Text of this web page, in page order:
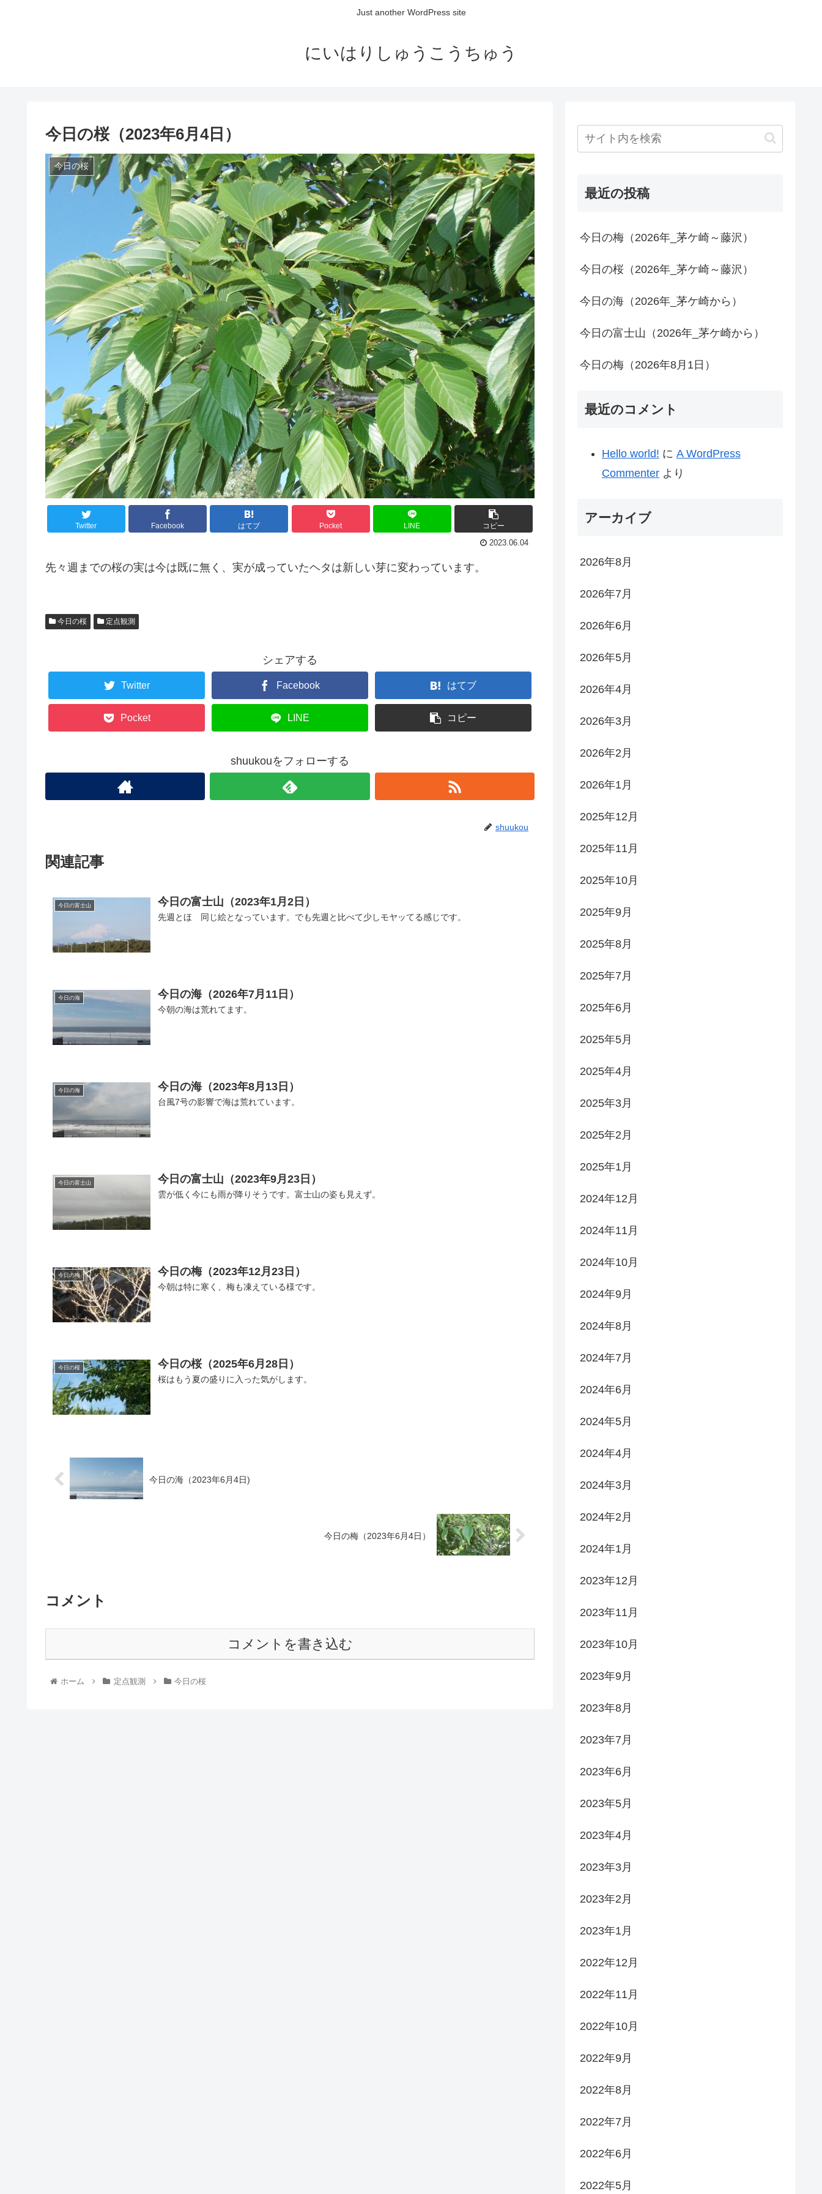
Just another WordPress site
にいはりしゅうこうちゅう
今日の桜（2023年6月4日）
今日の桜
Twitter Facebook はてブ Pocket LINE コピー
2023.06.04
先々週までの桜の実は今は既に無く、実が成っていたヘタは新しい芽に変わっています。
今日の桜 定点観測
シェアする
Twitter Facebook はてブ
Pocket LINE コピー
shuukouをフォローする
shuukou
関連記事
今日の富士山 今日の富士山（2023年1月2日）
先週とほゞ同じ絵となっています。でも先週と比べて少しモヤッてる感じです。
今日の海 今日の海（2026年7月11日）
今朝の海は荒れてます。
今日の海 今日の海（2023年8月13日）
台風7号の影響で海は荒れています。
今日の富士山 今日の富士山（2023年9月23日）
雲が低く今にも雨が降りそうです。富士山の姿も見えず。
今日の梅 今日の梅（2023年12月23日）
今朝は特に寒く、梅も凍えている様です。
今日の桜 今日の桜（2025年6月28日）
桜はもう夏の盛りに入った気がします。
今日の海（2023年6月4日)
今日の梅（2023年6月4日）
コメント
コメントを書き込む
ホーム 定点観測 今日の桜
最近の投稿
今日の梅（2026年_茅ケ崎～藤沢）
今日の桜（2026年_茅ケ崎～藤沢）
今日の海（2026年_茅ケ崎から）
今日の富士山（2026年_茅ケ崎から）
今日の梅（2026年8月1日）
最近のコメント
Hello world! に A WordPress
Commenter より
アーカイブ
2026年8月
2026年7月
2026年6月
2026年5月
2026年4月
2026年3月
2026年2月
2026年1月
2025年12月
2025年11月
2025年10月
2025年9月
2025年8月
2025年7月
2025年6月
2025年5月
2025年4月
2025年3月
2025年2月
2025年1月
2024年12月
2024年11月
2024年10月
2024年9月
2024年8月
2024年7月
2024年6月
2024年5月
2024年4月
2024年3月
2024年2月
2024年1月
2023年12月
2023年11月
2023年10月
2023年9月
2023年8月
2023年7月
2023年6月
2023年5月
2023年4月
2023年3月
2023年2月
2023年1月
2022年12月
2022年11月
2022年10月
2022年9月
2022年8月
2022年7月
2022年6月
2022年5月